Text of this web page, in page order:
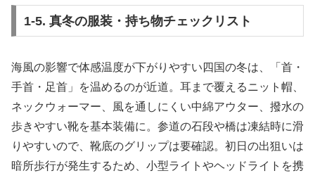
1-5. 真冬の服装・持ち物チェックリスト
海風の影響で体感温度が下がりやすい四国の冬は、「首・
手首・足首」を温めるのが近道。耳まで覆えるニット帽、
ネックウォーマー、風を通しにくい中綿アウター、撥水の
歩きやすい靴を基本装備に。参道の石段や橋は凍結時に滑
りやすいので、靴底のグリップは要確認。初日の出狙いは
暗所歩行が発生するため、小型ライトやヘッドライトを携